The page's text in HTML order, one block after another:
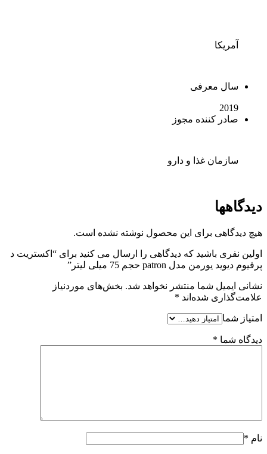
آمریکا
سال معرفی
2019
صادر کننده مجوز
سازمان غذا و دارو
دیدگاهها
هیچ دیدگاهی برای این محصول نوشته نشده است.
اولین نفری باشید که دیدگاهی را ارسال می کنید برای “اکستریت د
پرفیوم دیوید یورمن مدل patron حجم 75 میلی لیتر”
نشانی ایمیل شما منتشر نخواهد شد. بخش‌های موردنیاز
علامت‌گذاری شده‌اند *
امتیاز شما
دیدگاه شما *
نام *